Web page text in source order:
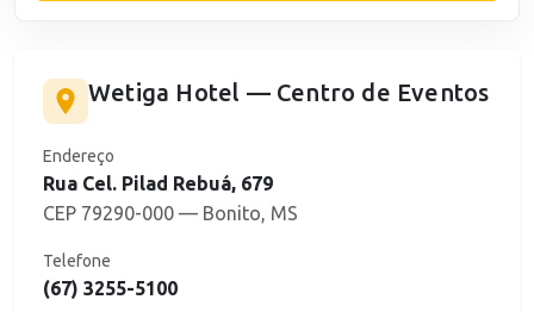
Wetiga Hotel — Centro de Eventos
Endereço
Rua Cel. Pilad Rebuá, 679
CEP 79290-000 — Bonito, MS
Telefone
(67) 3255-5100